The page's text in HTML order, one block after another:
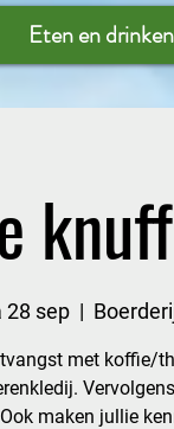
Eten en drinken
28 sep
  |
met koffie/
maken jullie